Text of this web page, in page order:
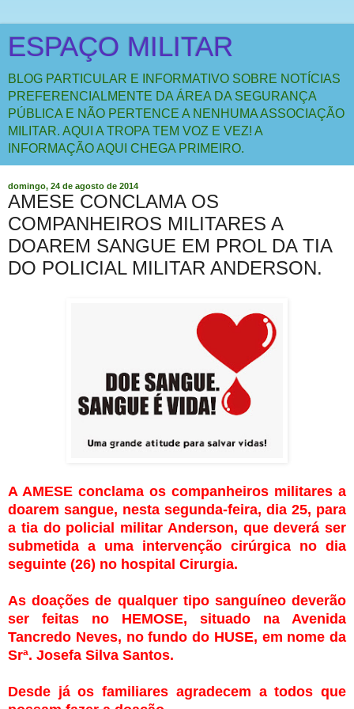
ESPAÇO MILITAR
BLOG PARTICULAR E INFORMATIVO SOBRE NOTÍCIAS
PREFERENCIALMENTE DA ÁREA DA SEGURANÇA
PÚBLICA E NÃO PERTENCE A NENHUMA ASSOCIAÇÃO
MILITAR. AQUI A TROPA TEM VOZ E VEZ! A
INFORMAÇÃO AQUI CHEGA PRIMEIRO.
domingo, 24 de agosto de 2014
AMESE CONCLAMA OS
COMPANHEIROS MILITARES A
DOAREM SANGUE EM PROL DA TIA
DO POLICIAL MILITAR ANDERSON.
A AMESE conclama os companheiros militares a
doarem sangue, nesta segunda-feira, dia 25, para
a tia do policial militar Anderson, que deverá ser
submetida a uma intervenção cirúrgica no dia
seguinte (26) no hospital Cirurgia.
As doações de qualquer tipo sanguíneo deverão
ser feitas no HEMOSE, situado na Avenida
Tancredo Neves, no fundo do HUSE, em nome da
Srª. Josefa Silva Santos.
Desde já os familiares agradecem a todos que